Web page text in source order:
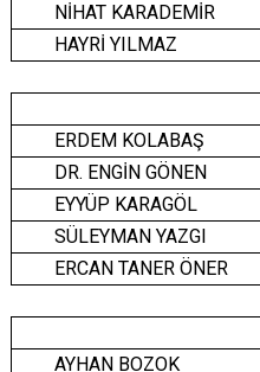
NİHAT KARADEMİR
HAYRİ YILMAZ
ERDEM KOLABAŞ
DR. ENGİN GÖNEN
EYYÜP KARAGÖL
SÜLEYMAN YAZGI
ERCAN TANER ÖNER
AYHAN BOZOK